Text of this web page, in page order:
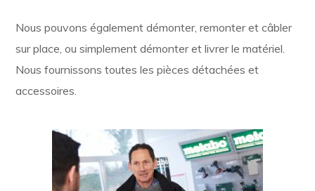
Nous pouvons également démonter, remonter et câbler
sur place, ou simplement démonter et livrer le matériel.
Nous fournissons toutes les pièces détachées et
accessoires.